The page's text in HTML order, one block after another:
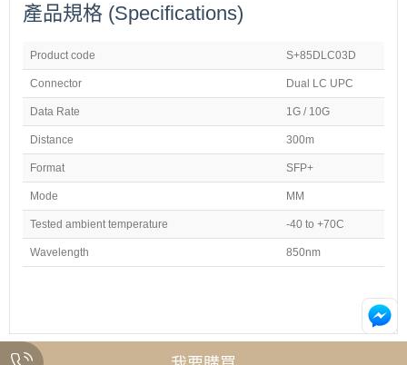
產品規格 (Specifications)
Product code S+85DLC03D
Connector Dual LC UPC
Data Rate 1G / 10G
Distance 300m
Format SFP+
Mode MM
Tested ambient temperature -40 to +70C
Wavelength 850nm